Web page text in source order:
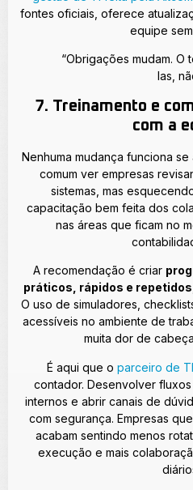
fontes oficiais, oferece
equipe
“Obrigações mudam. O
las,
7. Treinamento e
com a
Nenhuma mudança funciona
comum ver empresas
sistemas, mas
capacitação bem feita dos
nas áreas que ficam no
A recomendação é criar
práticos, rápidos e repetidos
O uso de simuladores,
acessíveis no ambiente de
muita dor de
É aqui que o parceiro de TI
contador. Desenvolver
internos e abrir canais de
com segurança. Empresas
acabam sentindo menos
execução e mais